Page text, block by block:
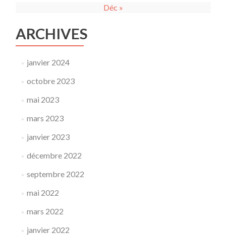
Déc »
ARCHIVES
janvier 2024
octobre 2023
mai 2023
mars 2023
janvier 2023
décembre 2022
septembre 2022
mai 2022
mars 2022
janvier 2022